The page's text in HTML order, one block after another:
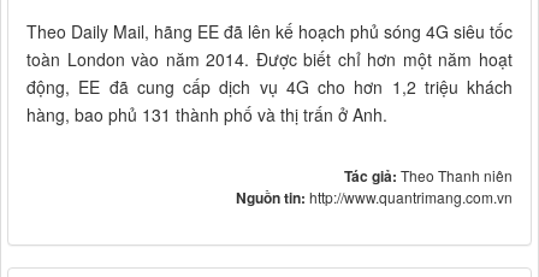
Theo Daily Mail, hãng EE đã lên kế hoạch phủ sóng 4G siêu tốc
toàn London vào năm 2014. Được biết chỉ hơn một năm hoạt
động, EE đã cung cấp dịch vụ 4G cho hơn 1,2 triệu khách
hàng, bao phủ 131 thành phố và thị trấn ở Anh.
Tác giả: Theo Thanh niên
Nguồn tin: http://www.quantrimang.com.vn